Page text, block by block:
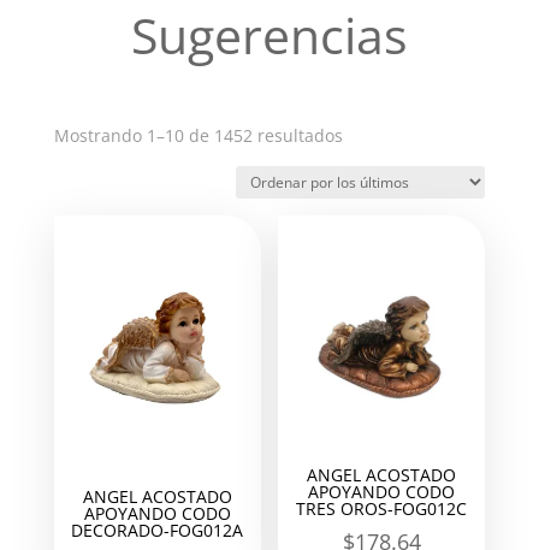
Sugerencias
Mostrando 1–10 de 1452 resultadosOrdenado
los
ANGEL ACOSTADO
APOYANDO CODO
DECORADO-FOG012A
ANGEL ACOSTADO
APOYANDO CODO
TRES OROS-FOG012C
$178.64